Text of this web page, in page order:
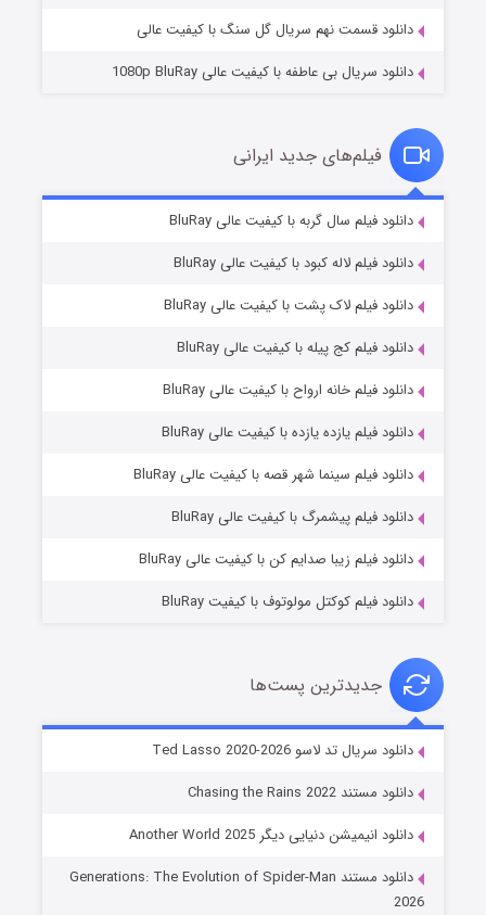
قسمت۷ (زیرنویس) منتشر شد
خاندان اژدها فصل ۳
دانلود قسمت نهم سریال گل سنگ با کیفیت عالی
دانلود سریال بی عاطفه با کیفیت عالی 1080p BluRay
فیلم‌های جدید ایرانی
دانلود فیلم سال گربه با کیفیت عالی BluRay
دانلود فیلم لاله کبود با کیفیت عالی BluRay
دانلود فیلم لاک پشت با کیفیت عالی BluRay
دانلود فیلم کج‌ پیله با کیفیت عالی BluRay
دانلود فیلم خانه ارواح با کیفیت عالی BluRay
دانلود فیلم یازده یازده با کیفیت عالی BluRay
دانلود فیلم سینما شهر قصه با کیفیت عالی BluRay
دانلود فیلم پیشمرگ با کیفیت عالی BluRay
دانلود فیلم زیبا صدایم کن با کیفیت عالی BluRay
دانلود فیلم کوکتل مولوتوف با کیفیت BluRay
جدیدترین پست‌ها
دانلود سریال تد لاسو Ted Lasso 2020-2026
دانلود مستند Chasing the Rains 2022
دانلود انیمیشن دنیایی دیگر Another World 2025
دانلود مستند Generations: The Evolution of Spider-Man
2026